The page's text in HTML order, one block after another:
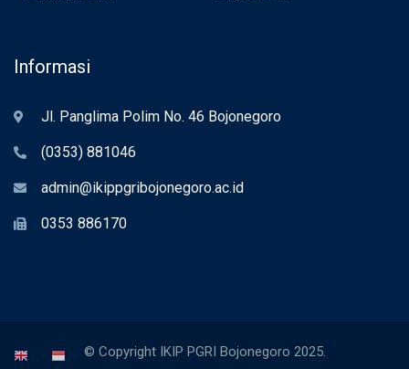
Informasi
Jl. Panglima Polim No. 46 Bojonegoro
(0353) 881046
admin@ikippgribojonegoro.ac.id
0353 886170
© Copyright IKIP PGRI Bojonegoro 2025.